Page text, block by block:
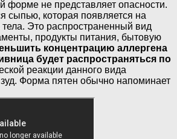
форме не представляет опасности.
сыпью, которая появляется на
тела. Это распространенный вид
продукты питания, бытовую
концентрацию аллергена
будет распространяться по
реакции данного вида
Форма пятен обычно напоминает